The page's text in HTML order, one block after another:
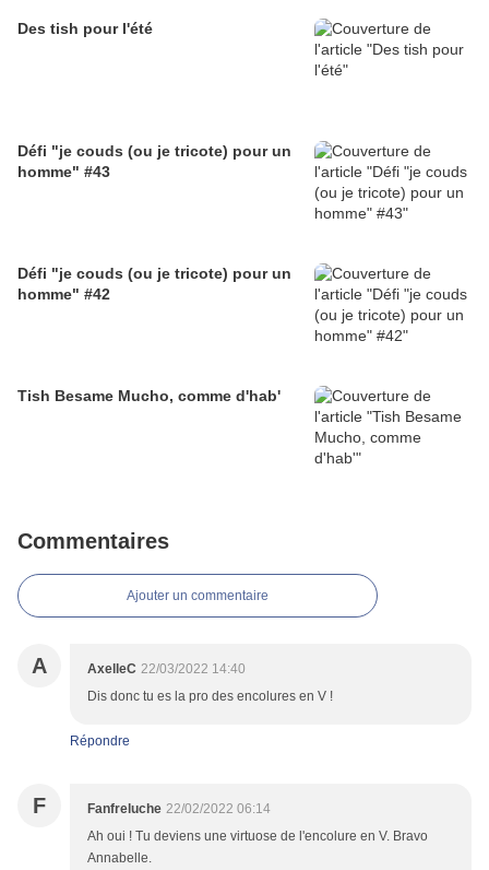
Des tish pour l'été
Défi "je couds (ou je tricote) pour un
homme" #43
Défi "je couds (ou je tricote) pour un
homme" #42
Tish Besame Mucho, comme d'hab'
Commentaires
Ajouter un commentaire
A AxelleC 22/03/2022 14:40
Dis donc tu es la pro des encolures en V !
Répondre
F Fanfreluche 22/02/2022 06:14
Ah oui ! Tu deviens une virtuose de l'encolure en V. Bravo
Annabelle.